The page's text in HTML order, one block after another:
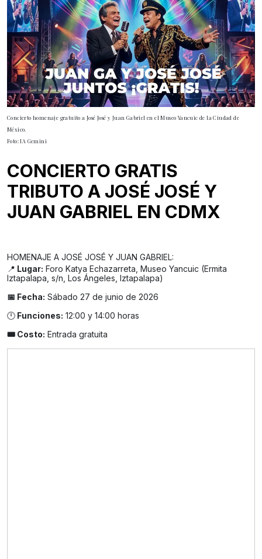
Concierto homenaje gratuito a José José y Juan Gabriel en el Museo Yancuic de la Ciudad de
México.
Foto: IA Gemini
CONCIERTO GRATIS
TRIBUTO A JOSÉ JOSÉ Y
JUAN GABRIEL EN CDMX
HOMENAJE A JOSÉ JOSÉ Y JUAN GABRIEL:
📍 Lugar: Foro Katya Echazarreta, Museo Yancuic (Ermita
Iztapalapa, s/n, Los Ángeles, Iztapalapa)
📅 Fecha: Sábado 27 de junio de 2026
🕛 Funciones: 12:00 y 14:00 horas
🎟️ Costo: Entrada gratuita